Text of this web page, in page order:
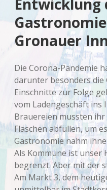
Entwicklung
Gronauer
Die Corona-Pandemie
darunter besonders die
Einschnitte zur Folge
vom Ladengeschäft ins
Brauereien mussten
Flaschen abfüllen, um
Gastronomie nahm
Als Kommune ist unser
begrenzt. Aber mit der
Am Markt 3, dem